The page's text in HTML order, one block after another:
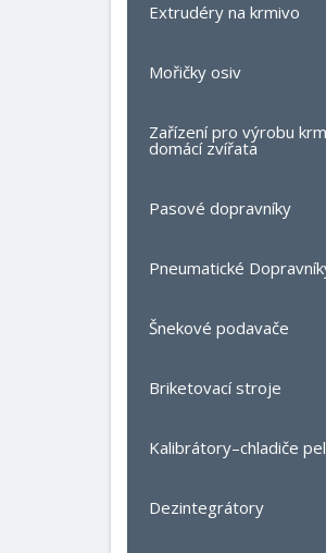
Extrudéry na krmivo
Mořičky osiv
Zařízení pro výrobu
domácí zvířata
Pasové dopravníky
Pneumatické
Šnekové podavače
Briketovací stroje
Kalibrátory–chladiče
Dezintegrátory